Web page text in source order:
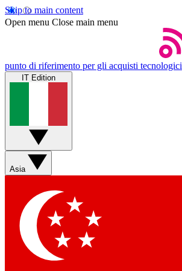
Skip to main content
Open menu Close main menu
punto di riferimento per gli acquisti tecnologici
IT Edition
Asia